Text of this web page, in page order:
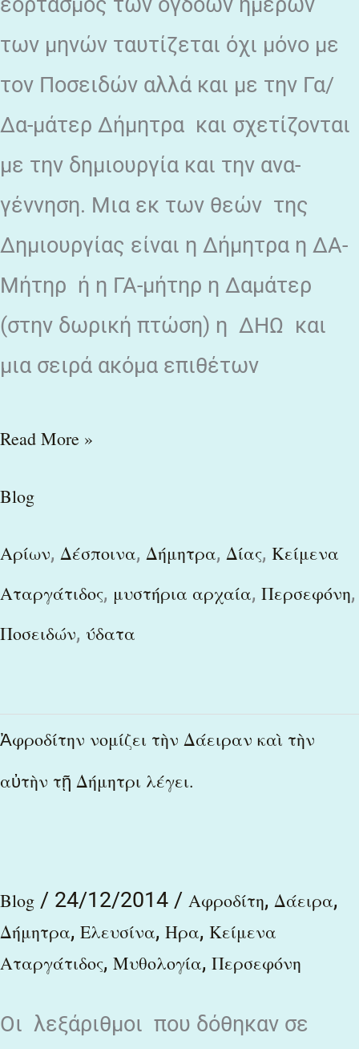
των μηνών ταυτίζεται όχι μόνο με
τον Ποσειδών αλλά και με την Γα/
Δα-μάτερ Δήμητρα και σχετίζονται
με την δημιουργία και την ανα-
γέννηση. Μια εκ των θεών της
Δημιουργίας είναι η Δήμητρα η ΔΑ-
Μήτηρ ή η ΓΑ-μήτηρ η Δαμάτερ
(στην δωρική πτώση) η ΔΗΩ και
μια σειρά ακόμα επιθέτων
Read More »
Blog
Αρίων, Δέσποινα, Δήμητρα, Δίας, Κείμενα
Αταργάτιδος, μυστήρια αρχαία, Περσεφόνη,
Ποσειδών, ύδατα
Ἀφροδίτην νομίζει τὴν Δάειραν καὶ τὴν
αὐτὴν τῇ Δήμητρι λέγει.
Blog / 24/12/2014 / Αφροδίτη, Δάειρα,
Δήμητρα, Ελευσίνα, Ηρα, Κείμενα
Αταργάτιδος, Μυθολογία, Περσεφόνη
Οι λεξάριθμοι που δόθηκαν σε
Ἀφροδίτην
τὴν
τὴν
αὐτὴν
τῇ
λέγει.